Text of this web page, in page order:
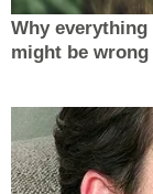
Why
might be wrong